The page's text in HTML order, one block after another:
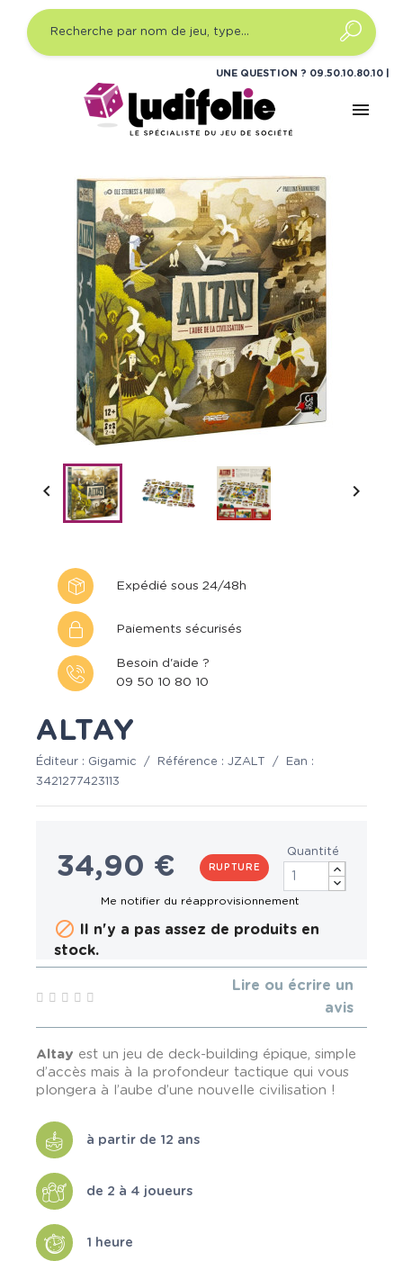
UNE QUESTION ? 09.50.10.80.10
menu
Jeux de société Jeux de plateau initié Altay
 
Expédié sous 24/48h
Paiements sécurisés
Besoin d'aide ?
09 50 10 80 10
ALTAY
Éditeur : Gigamic / Référence : JZALT /
Ean :
3421277423113
34,90 € RUPTURE
Quantité
 Il n'y a pas assez de produits en
stock.
Lire ou écrire un
avis
Altay est un jeu de deck-building épique, simple
d’accès mais à la profondeur tactique qui vous
plongera à l’aube d’une nouvelle civilisation !
à partir de 12 ans
de 2 à 4 joueurs
1 heure